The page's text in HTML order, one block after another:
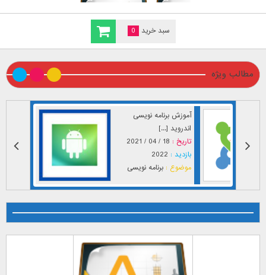
سبد خرید 0
مطالب ویژه
آموزش برنامه نویسی
اندروید [...]
تاریخ : 18 / 04 / 2021
بازدید : 2022
موضوع : برنامه نویسی